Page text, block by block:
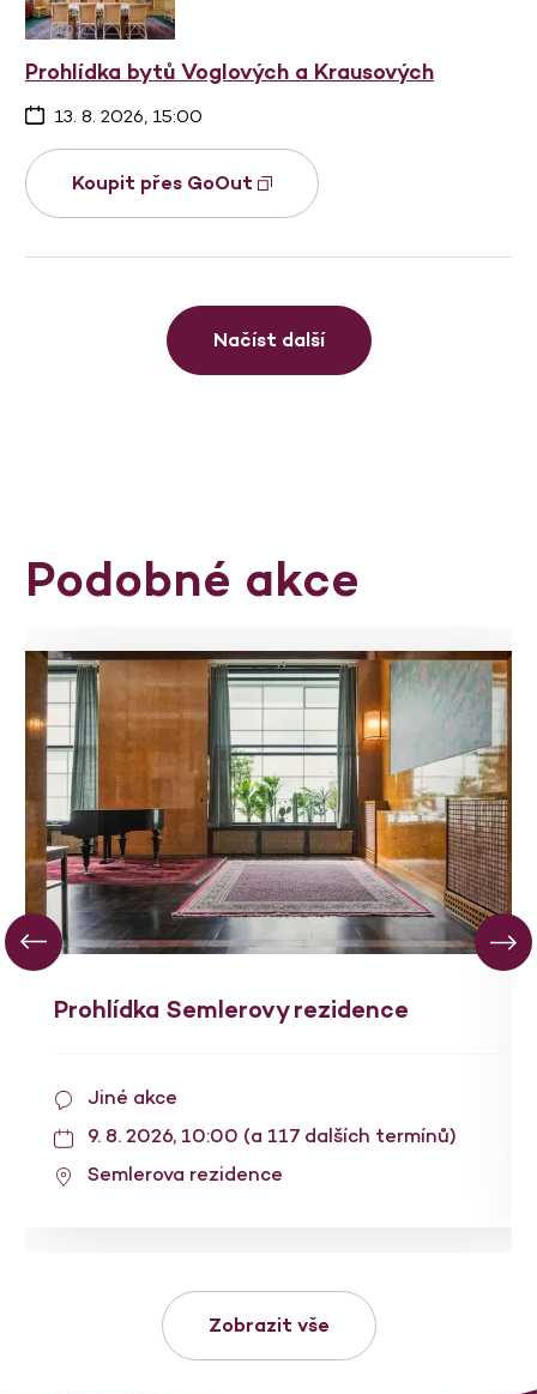
Prohlídka bytů Voglových a Krausových
13. 8. 2026, 15:00
Koupit přes GoOut
Načíst další
Podobné akce
Prohlídka Semlerovy rezidence
Jiné akce
9. 8. 2026, 10:00 (a 117 dalších termínů)
Semlerova rezidence
Zobrazit vše